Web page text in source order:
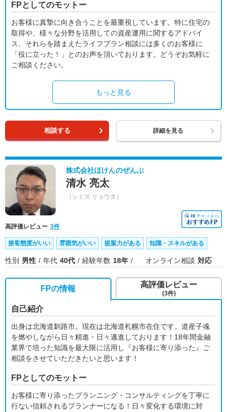
FPとしてのモットー
お客様に真摯に向き合うことを最重視しています。特に住宅の
取得や、様々な分野を活用しての資産運用に関するアドバイ
ス、それらを踏まえたライフプラン相談には多くのお客様に
「役に立った！」とのお声を頂いております。どうぞお気軽に
ご相談ください。
もっと見る
相談する 詳細を見る
株式会社ほけんのぜんぶ
清水 亮太
（シミズ リョウタ）
高評価レビュー 3件
接客態度がいい 雰囲気がいい 提案力がある 知識・スキルがある
性別 男性 年代 40代 経験年数 18年 オンライン相談 対応
FPの情報
自己紹介
出身は北海道釧路市。現在は北海道札幌市在住です。道産子魂
を燃やしながら日々精進・日々邁進しております！18年間金融
業界で培った知識を最大限に活用し『お客様に寄り添った』ご
相談をさせていただきたいと思います！
FPとしてのモットー
お客様に寄り添ったプランニング・コンサルティングを丁寧に
行ない信頼されるプランナーになる！日々変化する環境に対
高評価レビュー
(3件)